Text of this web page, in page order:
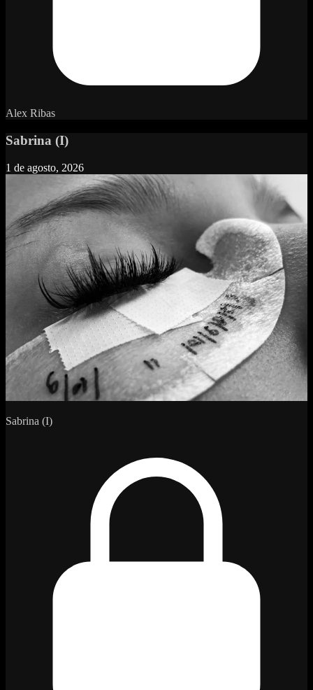
Alex Ribas
Sabrina (I)
1 de agosto, 2026
Sabrina (I)